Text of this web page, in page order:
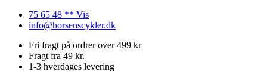
Videre 75 65 48 ** Vis
info@horsenscykler.dk
Fri fragt på ordrer over 499 kr
Fragt fra 49 kr.
1-3 hverdages levering